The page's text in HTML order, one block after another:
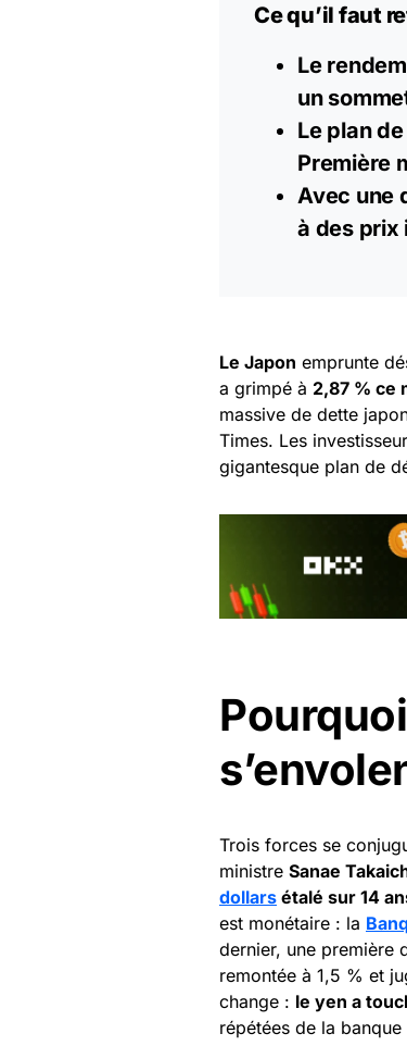
Ce qu’il faut
Le
un
Le plan
Première
Avec une
à des prix
Le Japon emprunte
a grimpé à 2,87 % ce
massive de dette
Times. Les
gigantesque plan de
Trois forces se
ministre Sanae
dollars étalé sur 14
est monétaire : la
dernier, une première
remontée à 1,5 % et
change : le yen a
répétées de la banque